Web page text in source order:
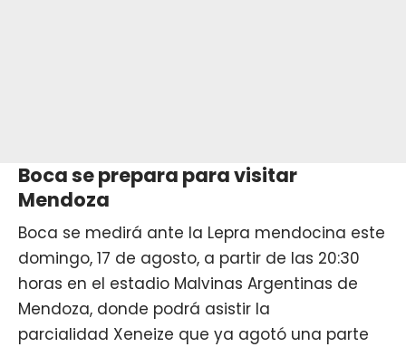
Boca se prepara para visitar
Mendoza
Boca se medirá ante la Lepra mendocina este
domingo, 17 de agosto, a partir de las 20:30
horas en el estadio Malvinas Argentinas de
Mendoza, donde podrá asistir la
parcialidad Xeneize que ya agotó una parte